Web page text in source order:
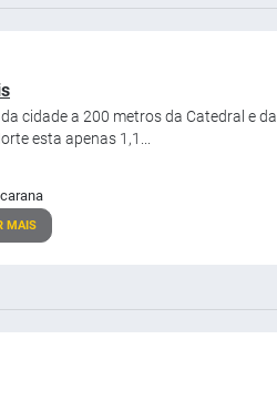
cidade a 200 metros da Catedral e da
esta apenas 1,1...
MAIS